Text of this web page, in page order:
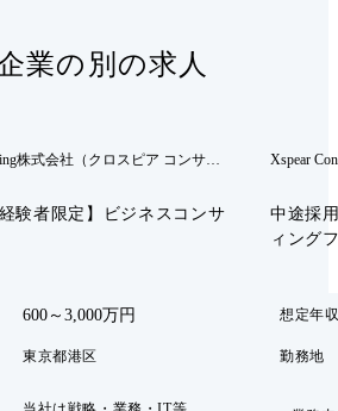
業の別の求人
株式会社（クロスピア コンサル
験者限定】ビジネスコンサ
600～3,000万円
東京都港区
Xspear
中途採
ィング
想定年
勤務地